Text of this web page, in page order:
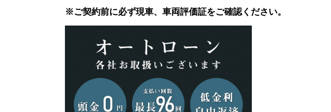
※ご契約前に必ず現車、車両評価証をご確認ください。